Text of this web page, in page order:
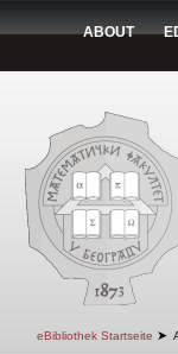
ABOUT
eBibliothek Startseite ➤